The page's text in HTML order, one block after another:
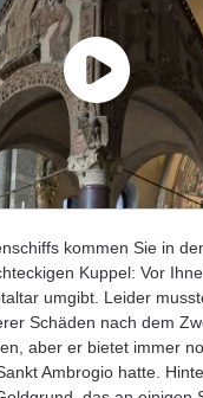
kommen Sie in
Kuppel: Vor
umgibt. Leider
Schäden nach dem
aber er bietet immer
Ambrogio hatte.